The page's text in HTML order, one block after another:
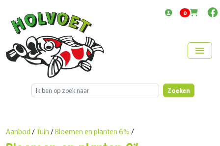
0items in cart
menu
Zoeken
Aanbod /Tuin /Bloemen en planten 6% /